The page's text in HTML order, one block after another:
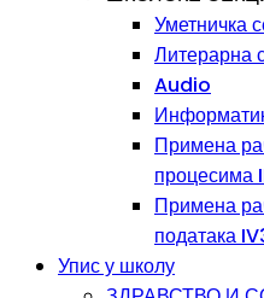
Уметничка
Литерарна
Audio
Примена
процесима
Примена
података
Упис у школу